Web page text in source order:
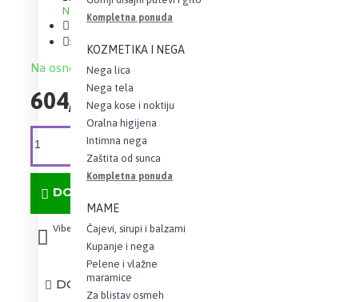
Kompletna ponuda
KOZMETIKA I NEGA
Nega lica
Nega tela
Nega kose i noktiju
Oralna higijena
Intimna nega
Zaštita od sunca
Kompletna ponuda
MAME
Čajevi, sirupi i balzami
Kupanje i nega
Pelene i vlažne
maramice
Za blistav osmeh
Na stanju
Brand: Hemofarm
Šifra: 14871
Na osnovu 0 recenzija.
604,80 RSD
DODAJ U KORPU
Viber Whatsapp
DODAJ U LISTU ŽELJA